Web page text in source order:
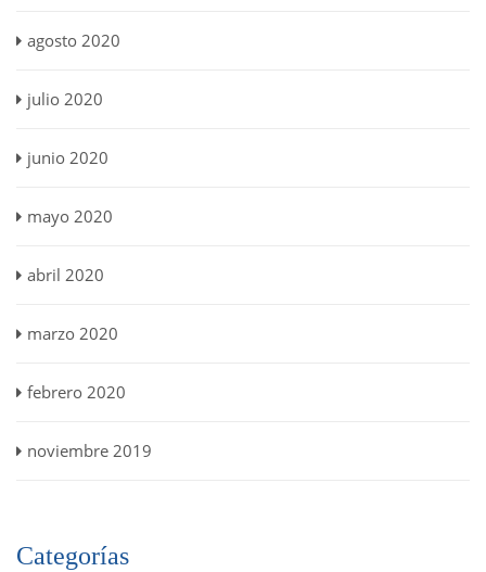
agosto 2020
julio 2020
junio 2020
mayo 2020
abril 2020
marzo 2020
febrero 2020
noviembre 2019
Categorías